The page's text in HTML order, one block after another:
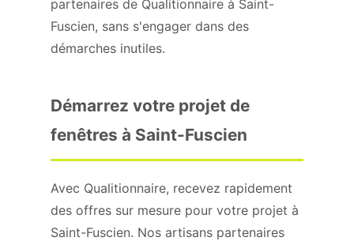
partenaires de Qualitionnaire à Saint-
Fuscien, sans s'engager dans des
démarches inutiles.
Démarrez votre projet de
fenêtres à Saint-Fuscien
Avec Qualitionnaire, recevez rapidement
des offres sur mesure pour votre projet à
Saint-Fuscien. Nos artisans partenaires